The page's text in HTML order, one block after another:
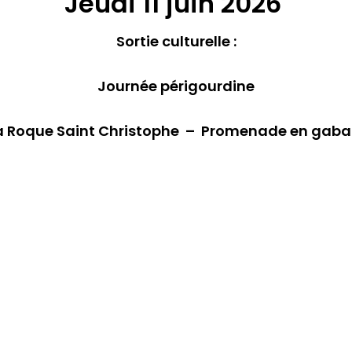
Sortie culturelle :
Journée périgourdine
Roque Saint Christophe – Promenade en